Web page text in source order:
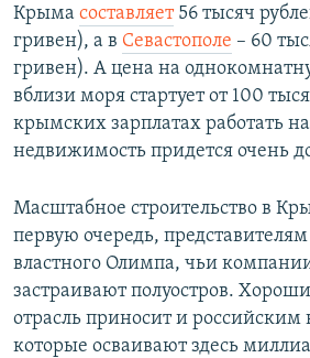
Крыма составляет56 тысяч
гривен), а в Севастополе – 60
гривен). А цена на
вблизи моря стартует от 100
крымских зарплатах работать
недвижимость придется очень
Масштабное строительство в
первую очередь,
властного Олимпа, чьи
застраивают полуостров.
отрасль приносит и
которые осваивают здесь